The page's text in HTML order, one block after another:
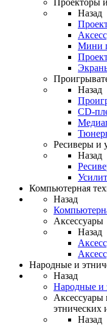
Проекторы
Назад
Мини
Назад
CD-
Ресиверы и
Назад
Компьютерная
Назад
Аксессуары
Назад
Народные и
Назад
Народные и
этнических
Назад